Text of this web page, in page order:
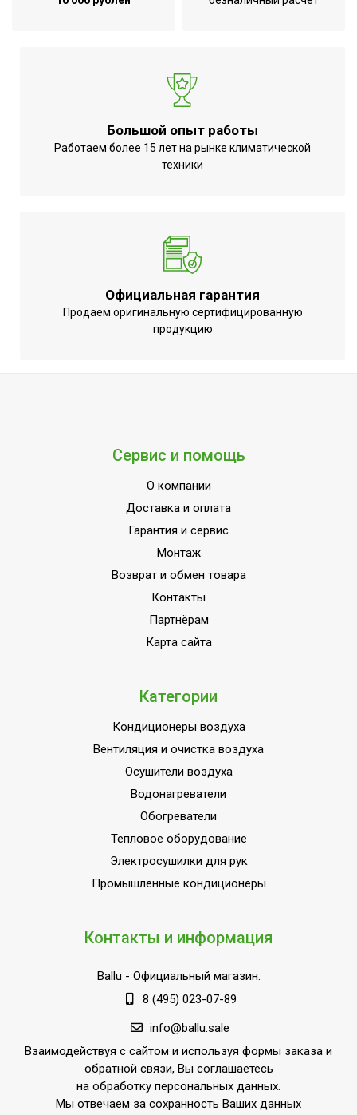
Большой опыт работы
Работаем более 15 лет на рынке климатической
техники
Официальная гарантия
Продаем оригинальную сертифицированную
продукцию
Сервис и помощь
О компании
Доставка и оплата
Гарантия и сервис
Монтаж
Возврат и обмен товара
Контакты
Партнёрам
Карта сайта
Категории
Кондиционеры воздуха
Вентиляция и очистка воздуха
Осушители воздуха
Водонагреватели
Обогреватели
Тепловое оборудование
Электросушилки для рук
Промышленные кондиционеры
Контакты и информация
Ballu - Официальный магазин.
8 (495) 023-07-89
info@ballu.sale
Взаимодействуя с сайтом и используя формы заказа и
обратной связи, Вы соглашаетесь
на обработку персональных данных.
Мы отвечаем за сохранность Ваших данных